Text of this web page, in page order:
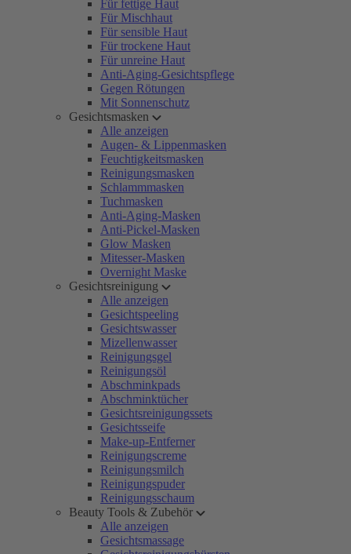
Für fettige Haut
Für Mischhaut
Für sensible Haut
Für trockene Haut
Für unreine Haut
Anti-Aging-Gesichtspflege
Gegen Rötungen
Mit Sonnenschutz
Gesichtsmasken
Alle anzeigen
Augen- & Lippenmasken
Feuchtigkeitsmasken
Reinigungsmasken
Schlammmasken
Tuchmasken
Anti-Aging-Masken
Anti-Pickel-Masken
Glow Masken
Mitesser-Masken
Overnight Maske
Gesichtsreinigung
Alle anzeigen
Gesichtspeeling
Gesichtswasser
Mizellenwasser
Reinigungsgel
Reinigungsöl
Abschminkpads
Abschminktücher
Gesichtsreinigungssets
Gesichtsseife
Make-up-Entferner
Reinigungscreme
Reinigungsmilch
Reinigungspuder
Reinigungsschaum
Beauty Tools & Zubehör
Alle anzeigen
Gesichtsmassage